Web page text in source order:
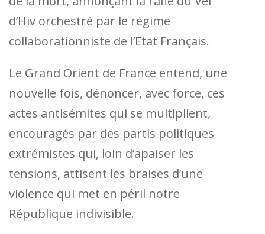
d’Hiv orchestré par le régime
collaborationniste de l’Etat Français.
Le Grand Orient de France entend, une
nouvelle fois, dénoncer, avec force, ces
actes antisémites qui se multiplient,
encouragés par des partis politiques
extrémistes qui, loin d’apaiser les
tensions, attisent les braises d’une
violence qui met en péril notre
République indivisible.